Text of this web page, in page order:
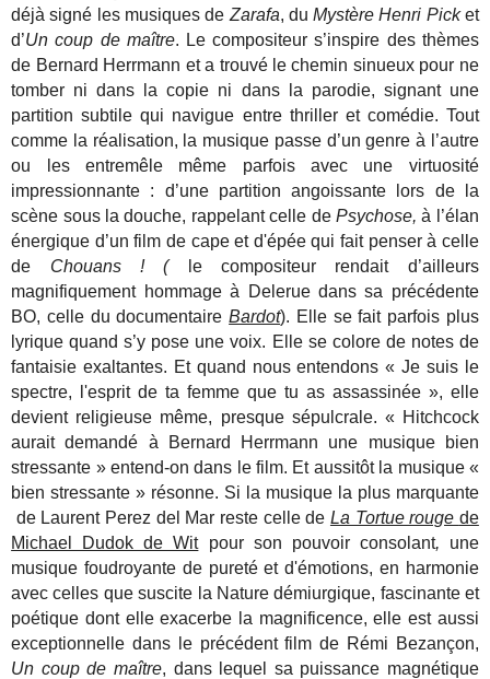
déjà signé les musiques de Zarafa, duMystère Henri Picket
d’Un coup de maître. Le compositeur s’inspire des thèmes
de Bernard Herrmann et a trouvé le chemin sinueux pour ne
tomber ni dans la copie ni dans la parodie, signant une
partition subtile qui navigue entre thriller et comédie. Tout
comme la réalisation, la musique passe d’un genre à l’autre
ou les entremêle même parfois avec une virtuosité
impressionnante : d’une partition angoissante lors de la
scène sous la douche, rappelant celle dePsychose, à l’élan
énergique d’un film de cape et d'épée qui fait penser à celle
de Chouans ! (le compositeur rendait d’ailleurs
magnifiquement hommage à Delerue dans sa précédente
BO, celle du documentaireBardot). Elle se fait parfois plus
lyrique quand s’y pose une voix. Elle se colore de notes de
fantaisie exaltantes. Et quand nous entendons« Je suis le
spectre, l'esprit de ta femme que tu as assassinée », elle
devient religieuse même, presque sépulcrale. « Hitchcock
aurait demandé à Bernard Herrmann une musique bien
stressante » entend-on dans le film. Et aussitôt la musique «
bien stressante » résonne. Si la musique la plus marquante
de Laurent Perez del Mar reste celle de La Tortue rouge de
Michael Dudok de Witpour son pouvoir consolant, une
musique foudroyante de pureté et d'émotions, en harmonie
avec celles que suscite la Nature démiurgique, fascinante et
poétique dont elle exacerbe la magnificence, elle est aussi
exceptionnelle dans le précédent film de Rémi Bezançon,
Un coup de maître, dans lequel sa puissance magnétique